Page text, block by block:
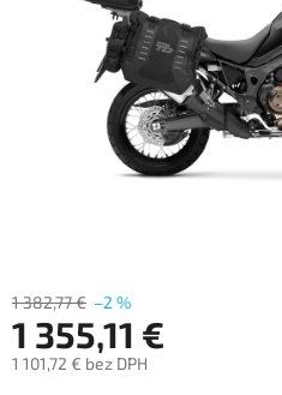
1 382,77 € –2 %
1 355,11 €
1 101,72 € bez DPH